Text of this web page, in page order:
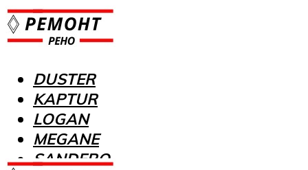
DUSTER
KAPTUR
LOGAN
MEGANE
SANDERO